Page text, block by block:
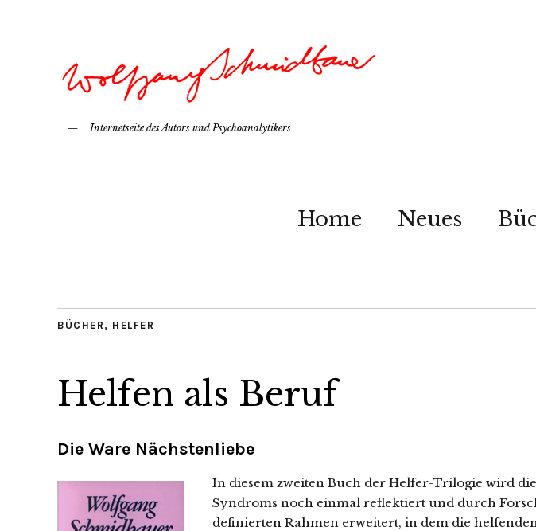
Internetseite des Autors und Psychoanalytikers
Home Neues
BÜCHER , HELFER
Helfen als Beruf
Die Ware Nächstenliebe
In diesem zweiten Buch der Helfer-Trilogie wird
Syndroms noch einmal reflektiert und durch
definierten Rahmen erweitert, in dem die